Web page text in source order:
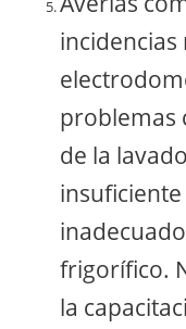
incidencias
problemas
de la
frigorífico.
la